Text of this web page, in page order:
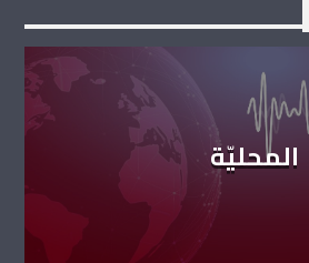
المحليّة